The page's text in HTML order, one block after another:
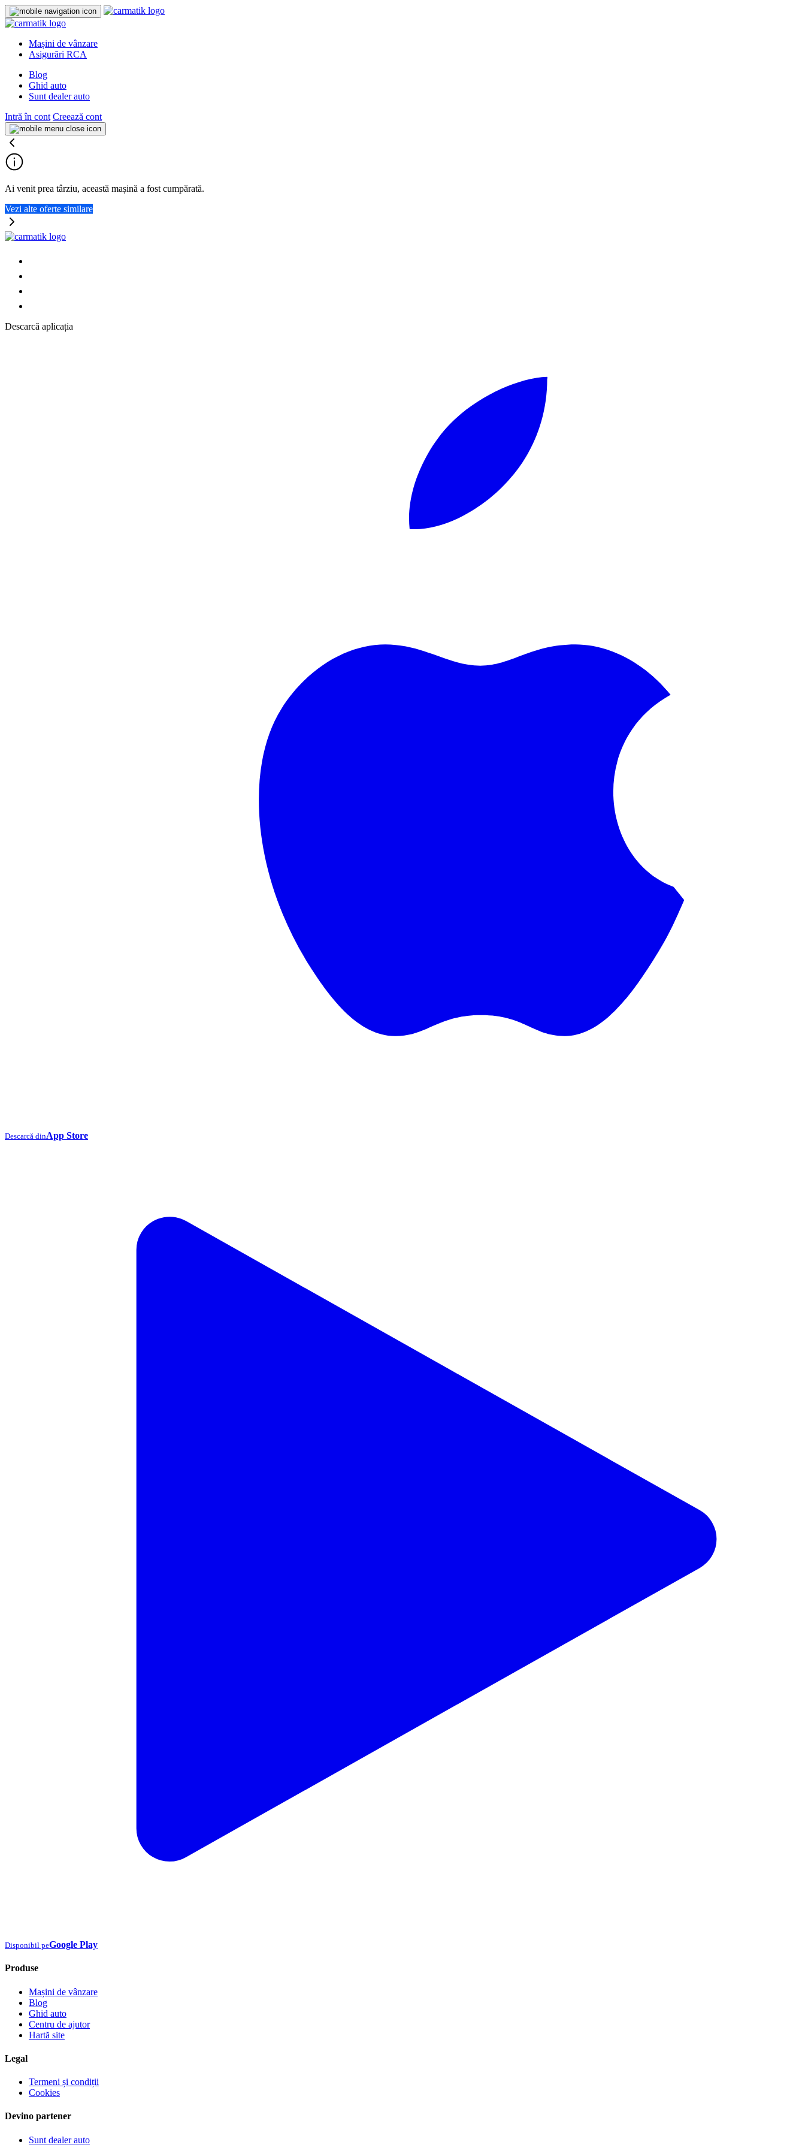
Mașini de vânzare
Asigurări RCA
Blog
Ghid auto
Sunt dealer auto
Intră în cont Creează cont
Ai venit prea târziu, această mașină a fost cumpărată.
Vezi alte oferte similare
Descarcă aplicația
Descarcă dinApp Store
Disponibil peGoogle Play
Produse
Mașini de vânzare
Blog
Ghid auto
Centru de ajutor
Hartă site
Legal
Termeni și condiții
Cookies
Devino partener
Sunt dealer auto